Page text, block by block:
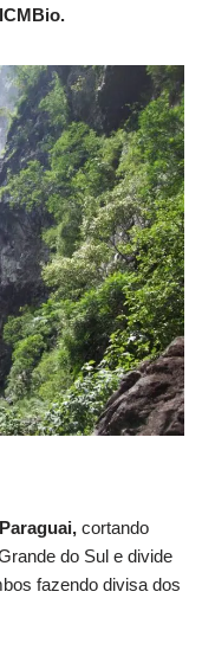
ICMBio.
cortando
do Sul e divide
fazendo divisa dos